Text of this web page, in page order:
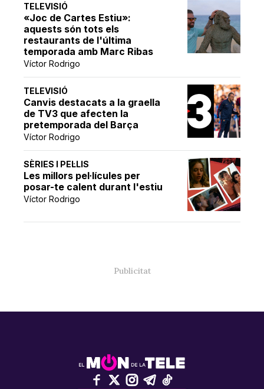
TELEVISIÓ
«Joc de Cartes Estiu»:
aquests són tots els
restaurants de l'última
temporada amb Marc Ribas
Víctor Rodrigo
TELEVISIÓ
Canvis destacats a la graella
de TV3 que afecten la
pretemporada del Barça
Víctor Rodrigo
SÈRIES I PEL·LIS
Les millors pel·lícules per
posar-te calent durant l'estiu
Víctor Rodrigo